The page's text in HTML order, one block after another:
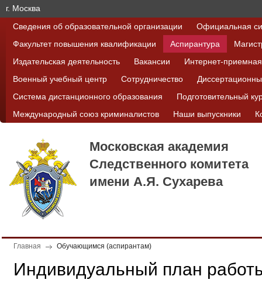
г. Москва
Сведения об образовательной организации
Официальная
Факультет повышения квалификации
Аспирантура
Издательская деятельность
Вакансии
Интернет-приемная
Военный учебный центр
Сотрудничество
Система дистанционного образования
Подготовительный
Международный союз криминалистов
Наши выпускники
Московская академия
Следственного комитета
имени А.Я. Сухарева
Главная Обучающимся (аспирантам)
Индивидуальный план